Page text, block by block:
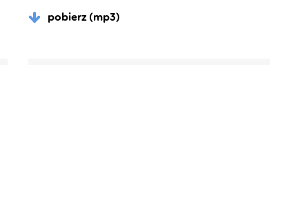
pobierz (mp3)